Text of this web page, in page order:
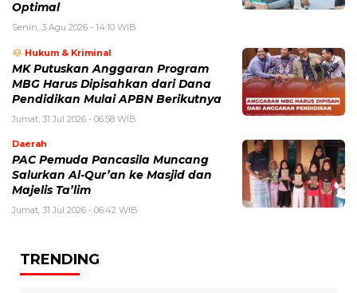
Optimal
Senin, 3 Agu 2026 - 14:10 WIB
Hukum & Kriminal
MK Putuskan Anggaran Program
MBG Harus Dipisahkan dari Dana
Pendidikan Mulai APBN Berikutnya
Jumat, 31 Jul 2026 - 06:58 WIB
Daerah
PAC Pemuda Pancasila Muncang
Salurkan Al-Qur’an ke Masjid dan
Majelis Ta’lim
Jumat, 31 Jul 2026 - 06:42 WIB
TRENDING